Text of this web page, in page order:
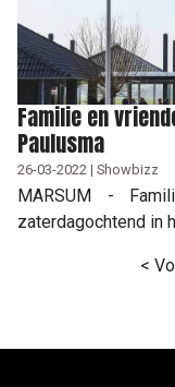
Familie en
Paulusma
26-03-2022 | Showbizz
MARSUM -
zaterdagochtend in
<